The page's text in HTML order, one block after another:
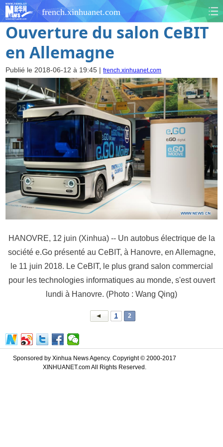
french.xinhuanet.com
Ouverture du salon CeBIT
en Allemagne
Publié le 2018-06-12 à 19:45 |french.xinhuanet.com
HANOVRE, 12 juin (Xinhua) -- Un autobus électrique de la
société e.Go présenté au CeBIT, à Hanovre, en Allemagne,
le 11 juin 2018. Le CeBIT, le plus grand salon commercial
pour les technologies informatiques au monde, s'est ouvert
lundi à Hanovre. (Photo : Wang Qing)
1 2
Sponsored by Xinhua News Agency. Copyright © 2000-2017
XINHUANET.com All Rights Reserved.